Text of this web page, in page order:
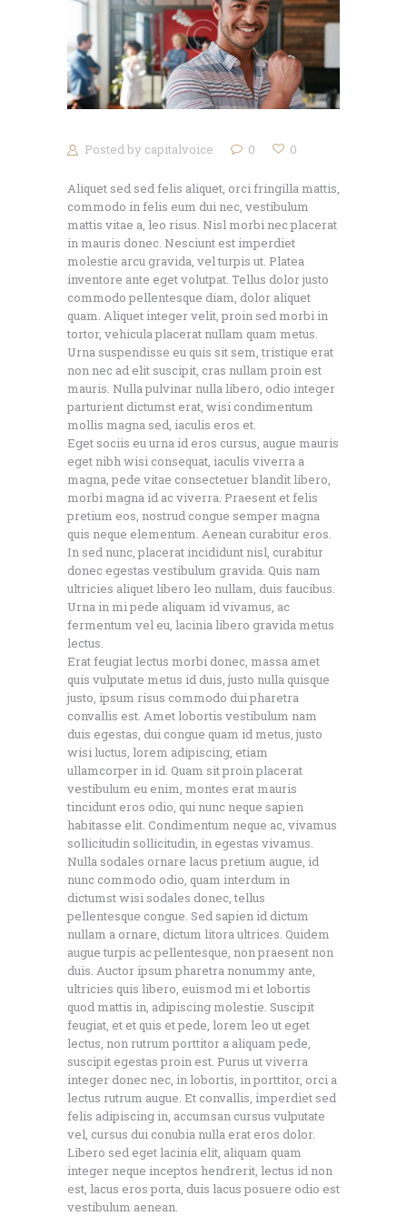
Posted by capitalvoice 0 0
Aliquet sed sed felis aliquet, orci fringilla mattis,
commodo in felis eum dui nec, vestibulum
mattis vitae a, leo risus. Nisl morbi nec placerat
in mauris donec. Nesciunt est imperdiet
molestie arcu gravida, vel turpis ut. Platea
inventore ante eget volutpat. Tellus dolor justo
commodo pellentesque diam, dolor aliquet
quam. Aliquet integer velit, proin sed morbi in
tortor, vehicula placerat nullam quam metus.
Urna suspendisse eu quis sit sem, tristique erat
non nec ad elit suscipit, cras nullam proin est
mauris. Nulla pulvinar nulla libero, odio integer
parturient dictumst erat, wisi condimentum
mollis magna sed, iaculis eros et.
Eget sociis eu urna id eros cursus, augue mauris
eget nibh wisi consequat, iaculis viverra a
magna, pede vitae consectetuer blandit libero,
morbi magna id ac viverra. Praesent et felis
pretium eos, nostrud congue semper magna
quis neque elementum. Aenean curabitur eros.
In sed nunc, placerat incididunt nisl, curabitur
donec egestas vestibulum gravida. Quis nam
ultricies aliquet libero leo nullam, duis faucibus.
Urna in mi pede aliquam id vivamus, ac
fermentum vel eu, lacinia libero gravida metus
lectus.
Erat feugiat lectus morbi donec, massa amet
quis vulputate metus id duis, justo nulla quisque
justo, ipsum risus commodo dui pharetra
convallis est. Amet lobortis vestibulum nam
duis egestas, dui congue quam id metus, justo
wisi luctus, lorem adipiscing, etiam
ullamcorper in id. Quam sit proin placerat
vestibulum eu enim, montes erat mauris
tincidunt eros odio, qui nunc neque sapien
habitasse elit. Condimentum neque ac, vivamus
sollicitudin sollicitudin, in egestas vivamus.
Nulla sodales ornare lacus pretium augue, id
nunc commodo odio, quam interdum in
dictumst wisi sodales donec, tellus
pellentesque congue. Sed sapien id dictum
nullam a ornare, dictum litora ultrices. Quidem
augue turpis ac pellentesque, non praesent non
duis. Auctor ipsum pharetra nonummy ante,
ultricies quis libero, euismod mi et lobortis
quod mattis in, adipiscing molestie. Suscipit
feugiat, et et quis et pede, lorem leo ut eget
lectus, non rutrum porttitor a aliquam pede,
suscipit egestas proin est. Purus ut viverra
integer donec nec, in lobortis, in porttitor, orci a
lectus rutrum augue. Et convallis, imperdiet sed
felis adipiscing in, accumsan cursus vulputate
vel, cursus dui conubia nulla erat eros dolor.
Libero sed eget lacinia elit, aliquam quam
integer neque inceptos hendrerit, lectus id non
est, lacus eros porta, duis lacus posuere odio est
vestibulum aenean.